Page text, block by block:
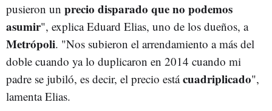
pusieron un precio disparado que no podemos
asumir", explica Eduard Elias, uno de los dueños, a
Metrópoli. "Nos subieron el arrendamiento a más del
doble cuando ya lo duplicaron en 2014 cuando mi
padre se jubiló, es decir, el precio estácuadriplicado",
lamenta Elias.